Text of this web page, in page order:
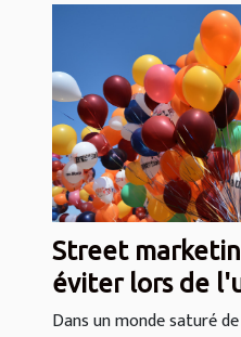
Street
éviter lors de
ballons et
Dans un monde saturé